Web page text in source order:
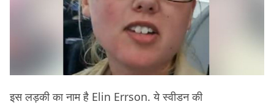
इस लड़की का नाम है Elin Errson. ये स्वीडन की